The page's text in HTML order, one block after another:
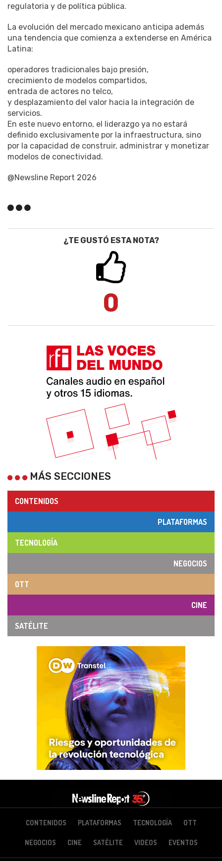
regulatoria y de política pública.
La evolución del mercado mexicano anticipa además
una tendencia que comienza a extenderse en América
Latina:
operadores tradicionales bajo presión,
crecimiento de modelos compartidos,
entrada de actores no telco,
y desplazamiento del valor hacia la integración de
servicios.
En este nuevo entorno, el liderazgo ya no estará
definido exclusivamente por la infraestructura, sino
por la capacidad de construir, administrar y monetizar
modelos de conectividad.
@Newsline Report 2026
¿TE GUSTÓ ESTA NOTA?
0
MÁS SECCIONES
CONTENIDOS
PLATAFORMAS
TECNOLOGÍA
NEGOCIOS
OTT
CINE
SATÉLITE
CONTENIDOS PLATAFORMAS TECNOLOGÍA OTT
NEGOCIOS CINE SATÉLITE VIDEOS EVENTOS